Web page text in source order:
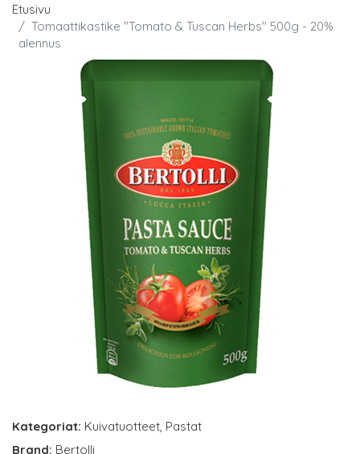
Etusivu
Tomaattikastike "Tomato & Tuscan Herbs" 500g - 20%
alennus
Kategoriat: Kuivatuotteet, Pastat
Brand: Bertolli